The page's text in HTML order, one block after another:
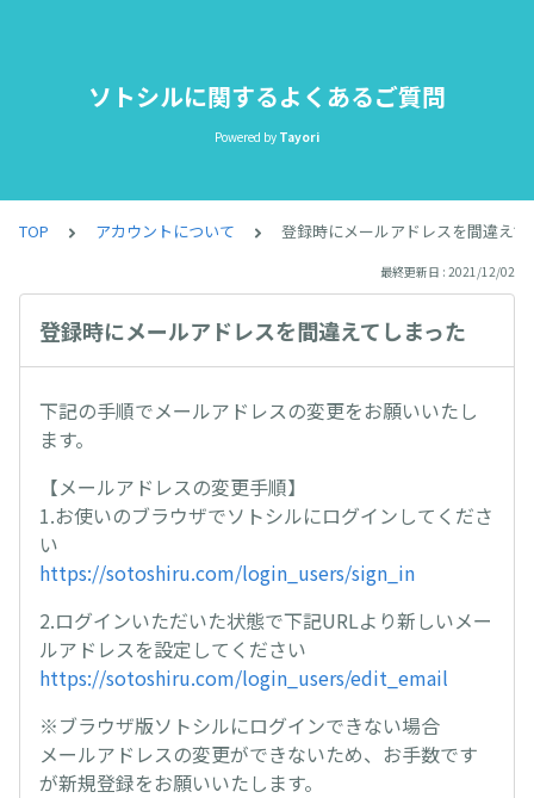
ソトシルに関するよくあるご質問
Powered by Tayori
TOP アカウントについて 登録時にメールアドレスを間違えて
最終更新日 : 2021/12/02
登録時にメールアドレスを間違えてしまった
下記の手順でメールアドレスの変更をお願いいたし
ます。
【メールアドレスの変更手順】
1.お使いのブラウザでソトシルにログインしてくださ
い
https://sotoshiru.com/login_users/sign_in
2.ログインいただいた状態で下記URLより新しいメー
ルアドレスを設定してください
https://sotoshiru.com/login_users/edit_email
※ブラウザ版ソトシルにログインできない場合
メールアドレスの変更ができないため、お手数です
が新規登録をお願いいたします。